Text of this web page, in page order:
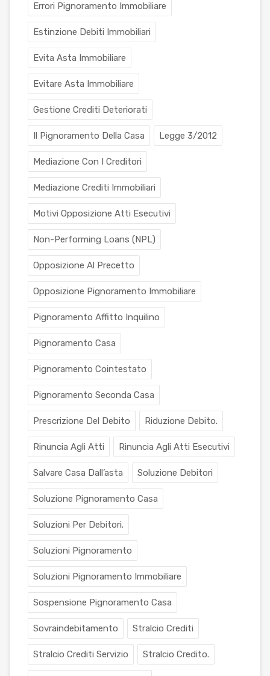
Errori Pignoramento Immobiliare
Estinzione Debiti Immobiliari
Evita Asta Immobiliare
Evitare Asta Immobiliare
Gestione Crediti Deteriorati
Il Pignoramento Della Casa Legge 3/2012
Mediazione Con I Creditori
Mediazione Crediti Immobiliari
Motivi Opposizione Atti Esecutivi
Non-Performing Loans (NPL)
Opposizione Al Precetto
Opposizione Pignoramento Immobiliare
Pignoramento Affitto Inquilino
Pignoramento Casa
Pignoramento Cointestato
Pignoramento Seconda Casa
Prescrizione Del Debito Riduzione Debito.
Rinuncia Agli Atti Rinuncia Agli Atti Esecutivi
Salvare Casa Dall’asta Soluzione Debitori
Soluzione Pignoramento Casa
Soluzioni Per Debitori.
Soluzioni Pignoramento
Soluzioni Pignoramento Immobiliare
Sospensione Pignoramento Casa
Sovraindebitamento Stralcio Crediti
Stralcio Crediti Servizio Stralcio Credito.